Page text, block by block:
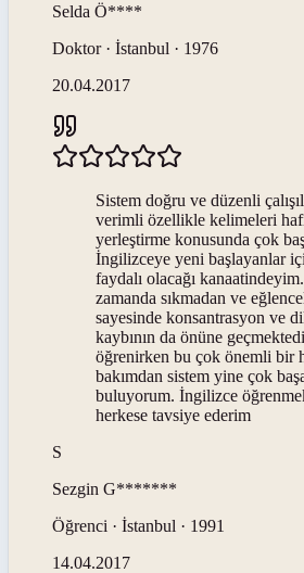
Selda Ö****
Doktor · İstanbul · 1976
20.04.2017
Sistem doğru ve düzenli
verimli özellikle kelimeleri
yerleştirme konusunda çok
İngilizceye yeni başlayanlar
faydalı olacağı
zamanda sıkmadan ve
sayesinde konsantrasyon ve
kaybının da önüne
öğrenirken bu çok önemli bir
bakımdan sistem yine çok
buluyorum. İngilizce
herkese tavsiye ederim
S
Sezgin G*******
Öğrenci · İstanbul · 1991
14.04.2017